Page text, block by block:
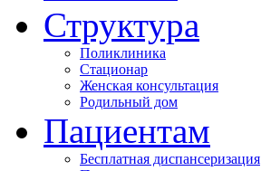
Структура
Поликлиника
Стационар
Женская консультация
Родильный дом
Пациентам
Бесплатная диспансеризация